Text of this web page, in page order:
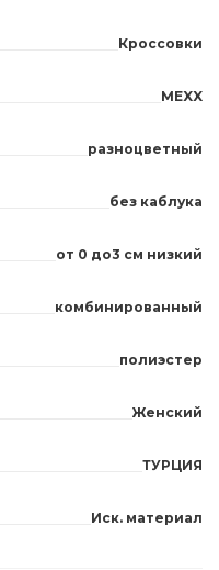
Кроссовки
MEXX
разноцветный
без каблука
от 0 до3 см низкий
комбинированный
полиэстер
Женский
ТУРЦИЯ
Иск. материал